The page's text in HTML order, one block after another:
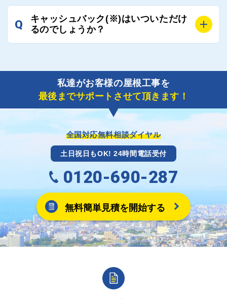
また、急ぎの場合などは屋根コネクトとしても全面的
にご協力いたしますので、ご相談ください。可能な限
り期間を短縮できる状況の工事業者を選定させていた
だきます。
風災補償を適用される場合は、専門家による視察と必
Q
キャッシュバック(※)はいついただけ
るのでしょうか？
了しましたら、キャッシュバック(※)申込みフォーム
に各項目を入力いただいた上で送信してください。
その内容を屋根コネクトが確認できた日時から翌月末
までには送付手配させていただきます。
※キャッシュバックの金額は契約金額によって異なり
ます。
私達がお客様の屋根工事を
最後までサポートさせて頂きます！
全国対応無料相談ダイヤル
土日祝日もOK! 24時間電話受付
0120-690-287
無料簡単見積を開始する